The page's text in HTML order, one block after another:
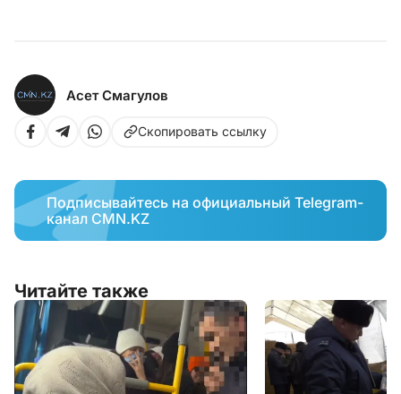
Асет Смагулов
Скопировать ссылку
Подписывайтесь на официальный Telegram-
канал CMN.KZ
Читайте также